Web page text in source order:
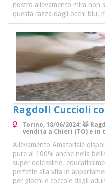
nostro allevamento mira non
questa razza dagli occhi blu,
Ragdoll Cuccioli
Torino, 18/06/2024: 🐱
vendita a Chieri (TO) e
Allevamento Amatoriale
pure al 100% anche nella
super dolcissime,
perfette alla vita in
per giochi e coccole dagli